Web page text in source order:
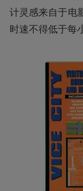
计灵感来自于电
时速不得低于每